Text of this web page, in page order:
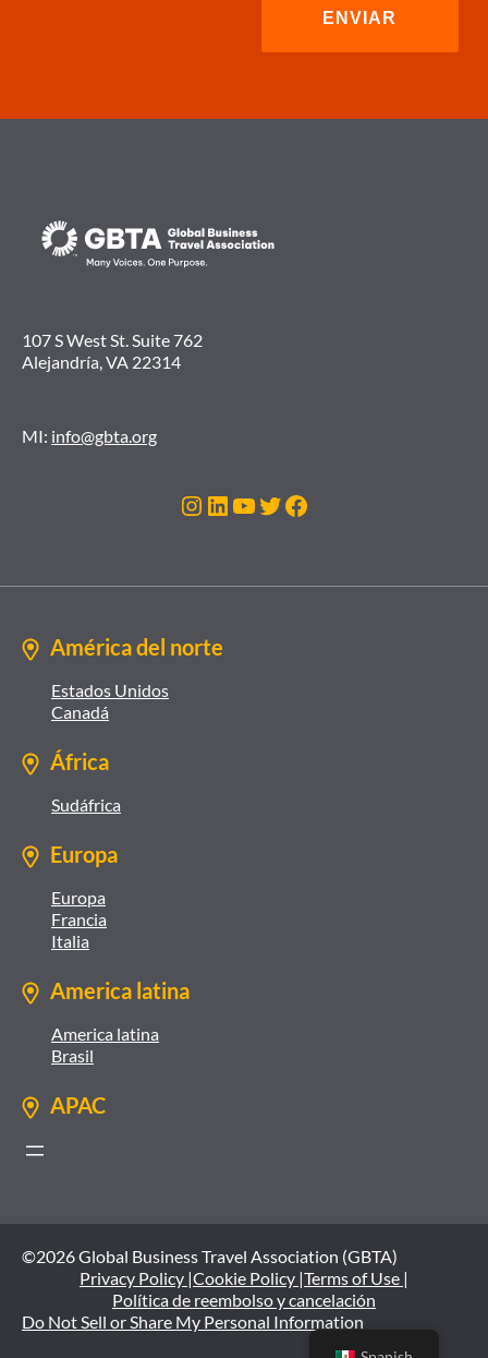
107 S West St. Suite 762
Alejandría, VA 22314
MI: info@gbta.org
Instagram
LinkedIn
YouTube
Twitter
Facebook
América del norte
Estados Unidos
Canadá
África
Sudáfrica
Europa
Europa
Francia
Italia
America latina
America latina
Brasil
APAC
©2026 Global Business Travel Association (GBTA)
Privacy Policy |Cookie Policy |Terms of Use |
Política de reembolso y cancelación
Do Not Sell or Share My Personal Information